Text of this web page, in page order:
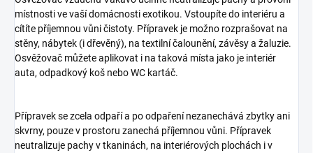
místnosti ve vaší domácnosti exotikou. Vstoupíte do interiéru a
cítíte příjemnou vůni čistoty. Přípravek je možno rozprašovat na
stěny, nábytek (i dřevěný), na textilní čalounění, závěsy a žaluzie.
Osvěžovač můžete aplikovat i na taková místa jako je interiér
auta, odpadkový koš nebo WC kartáč.
Přípravek se zcela odpaří a po odpaření nezanechává zbytky ani
skvrny, pouze v prostoru zanechá příjemnou vůni. Přípravek
neutralizuje pachy v tkaninách, na interiérových plochách i v